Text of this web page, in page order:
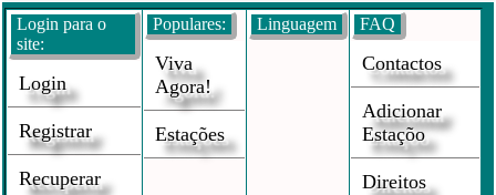
Login para o
site:
Login
Registrar
Recuperar
Populares:
Viva
Agora!
Estações
Linguagem FAQ
Contactos
Adicionar
Estaçõo
Direitos